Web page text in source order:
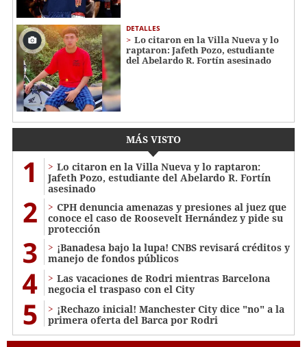
DETALLES
Lo citaron en la Villa Nueva y lo
raptaron: Jafeth Pozo, estudiante
del Abelardo R. Fortín asesinado
MÁS VISTO
1
Lo citaron en la Villa Nueva y lo raptaron:
Jafeth Pozo, estudiante del Abelardo R. Fortín
asesinado
2
CPH denuncia amenazas y presiones al juez que
conoce el caso de Roosevelt Hernández y pide su
protección
3
¡Banadesa bajo la lupa! CNBS revisará créditos y
manejo de fondos públicos
4
Las vacaciones de Rodri mientras Barcelona
negocia el traspaso con el City
5
¡Rechazo inicial! Manchester City dice "no" a la
primera oferta del Barca por Rodri